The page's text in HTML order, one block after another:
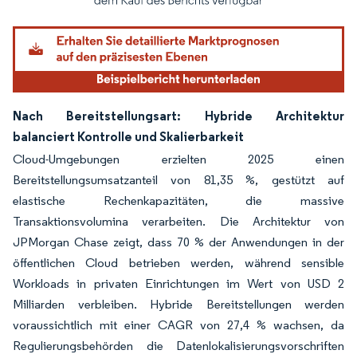
Nach Bereitstellungsart: Hybride Architektur
balanciert Kontrolle und Skalierbarkeit
Cloud-Umgebungen erzielten 2025 einen
Bereitstellungsumsatzanteil von 81,35 %, gestützt auf
elastische Rechenkapazitäten, die massive
Transaktionsvolumina verarbeiten. Die Architektur von
JPMorgan Chase zeigt, dass 70 % der Anwendungen in der
öffentlichen Cloud betrieben werden, während sensible
Workloads in privaten Einrichtungen im Wert von USD 2
Milliarden verbleiben. Hybride Bereitstellungen werden
voraussichtlich mit einer CAGR von 27,4 % wachsen, da
Regulierungsbehörden die Datenlokalisierungsvorschriften